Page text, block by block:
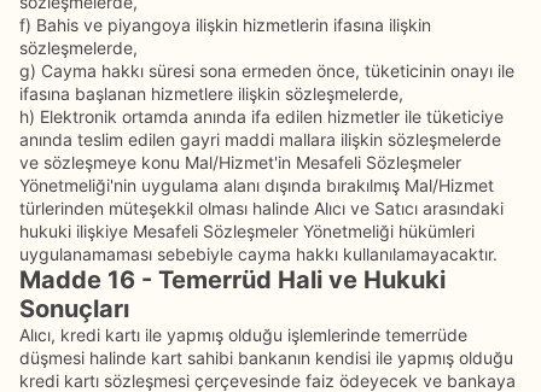
f) Bahis ve piyangoya ilişkin hizmetlerin ifasına ilişkin
sözleşmelerde,
g) Cayma hakkı süresi sona ermeden önce, tüketicinin onayı ile
ifasına başlanan hizmetlere ilişkin sözleşmelerde,
h) Elektronik ortamda anında ifa edilen hizmetler ile tüketiciye
anında teslim edilen gayri maddi mallara ilişkin sözleşmelerde
ve sözleşmeye konu Mal/Hizmet'in Mesafeli Sözleşmeler
Yönetmeliği'nin uygulama alanı dışında bırakılmış Mal/Hizmet
türlerinden müteşekkil olması halinde Alıcı ve Satıcı arasındaki
hukuki ilişkiye Mesafeli Sözleşmeler Yönetmeliği hükümleri
uygulanamaması sebebiyle cayma hakkı kullanılamayacaktır.
Madde 16 - Temerrüd Hali ve Hukuki
Sonuçları
Alıcı, kredi kartı ile yapmış olduğu işlemlerinde temerrüde
düşmesi halinde kart sahibi bankanın kendisi ile yapmış olduğu
kredi kartı sözleşmesi çerçevesinde faiz ödeyecek ve bankaya